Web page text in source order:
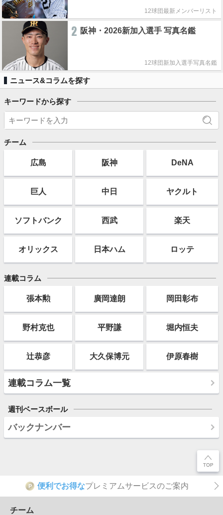
12球団最新メンバーリスト
2 阪神・2026新加入選手 写真名鑑
12球団新加入選手写真名鑑
ニュース&コラムを探す
キーワードから探す
チーム
広島 阪神 DeNA
巨人 中日 ヤクルト
ソフトバンク 西武 楽天
オリックス 日本ハム ロッテ
連載コラム
張本勲 廣岡達朗 岡田彰布
野村克也 平野謙 堀内恒夫
辻恭彦 大久保博元 伊原春樹
連載コラム一覧
週刊ベースボール
バックナンバー
P 便利でお得なプレミアムサービスのご案内
チーム